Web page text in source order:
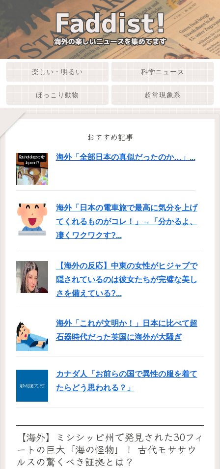
楽しい・明るい 科学ニュース
ほっこり動物 超常現象系
おすすめ記事
海外「全部日本の真似だったのか…」...
海外「日本の電車旅で最高に気分を上げ
てくれるものがコレ！」→「分かるよ、
凄くワクワクす?...
【海外の反応】中東の女性がヒジャブで
隠されているのは彼女たちが完璧な美し
さを備えている?...
海外「これが文明か！」日本に比べて超
石器時代だった英国に海外が大騒ぎ
カナダ人「お前らの国で異性の服を着て
たらどう思われる？」
【海外】ミシシッピ州で発見された30フィ
ートの巨大「海の怪物」！ 古代モササウ
ルスの驚くべき証拠とは？